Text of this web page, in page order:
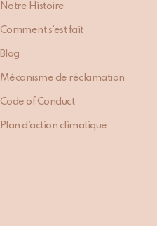
Notre Histoire
Comment s’est fait
Blog
Mécanisme de réclamation
Code of Conduct
Plan d’action climatique